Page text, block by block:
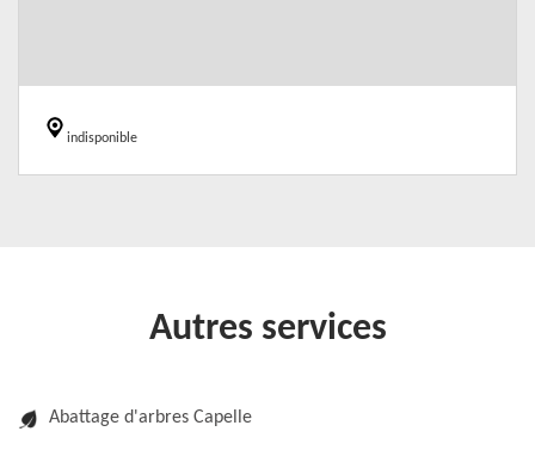
indisponible
Autres services
Abattage d'arbres Capelle